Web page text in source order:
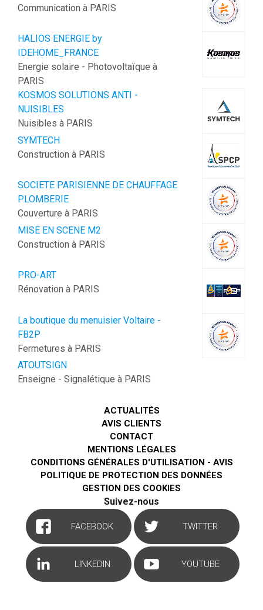
Communication à PARIS
HALIOS ENERGIE by
IDEHOME_FRANCE
Energie solaire - Photovoltaïque à
PARIS
KOSMOS SOLUTIONS ANTI -
NUISIBLES
Nuisibles à PARIS
SYMTECH
Construction à PARIS
SOCIETE PARISIENNE DE CHAUFFAGE
PLOMBERIE
Couverture à PARIS
MISE EN SCENE M2
Construction à PARIS
PRO-ART
Rénovation à PARIS
La boutique du menuisier Voltaire -
FB2P
Fermetures à PARIS
ATOUTSIGN
Enseigne - Signalétique à PARIS
ACTUALITÉS
AVIS CLIENTS
CONTACT
MENTIONS LÉGALES
CONDITIONS GÉNÉRALES D'UTILISATION - AVIS
POLITIQUE DE PROTECTION DES DONNÉES
GESTION DES COOKIES
Suivez-nous
FACEBOOK TWITTER
LINKEDIN YOUTUBE